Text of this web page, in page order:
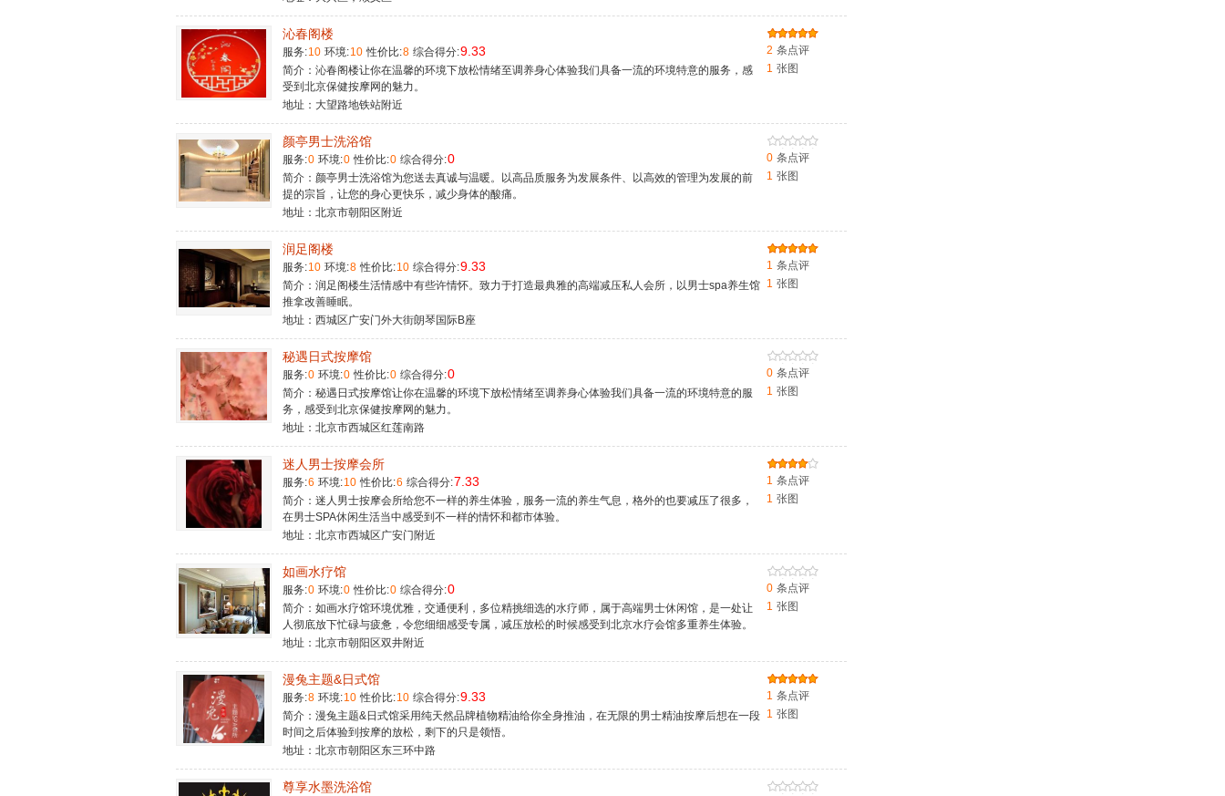
沁春阁楼
服务:10 环境:10 性价比:8 综合得分:9.33
简介：沁春阁楼让你在温馨的环境下放松情绪至调养身心体验我们具备一流的环境特意的服务，感
受到北京保健按摩网的魅力。
地址：大望路地铁站附近
2 条点评
1 张图
颜亭男士洗浴馆
服务:0 环境:0 性价比:0 综合得分:0
简介：颜亭男士洗浴馆为您送去真诚与温暖。以高品质服务为发展条件、以高效的管理为发展的前
提的宗旨，让您的身心更快乐，减少身体的酸痛。
地址：北京市朝阳区附近
0 条点评
1 张图
润足阁楼
服务:10 环境:8 性价比:10 综合得分:9.33
简介：润足阁楼生活情感中有些许情怀。致力于打造最典雅的高端减压私人会所，以男士spa养生馆
推拿改善睡眠。
地址：西城区广安门外大街朗琴国际B座
1 条点评
1 张图
秘遇日式按摩馆
服务:0 环境:0 性价比:0 综合得分:0
简介：秘遇日式按摩馆让你在温馨的环境下放松情绪至调养身心体验我们具备一流的环境特意的服
务，感受到北京保健按摩网的魅力。
地址：北京市西城区红莲南路
0 条点评
1 张图
迷人男士按摩会所
服务:6 环境:10 性价比:6 综合得分:7.33
简介：迷人男士按摩会所给您不一样的养生体验，服务一流的养生气息，格外的也要减压了很多，
在男士SPA休闲生活当中感受到不一样的情怀和都市体验。
地址：北京市西城区广安门附近
1 条点评
1 张图
如画水疗馆
服务:0 环境:0 性价比:0 综合得分:0
简介：如画水疗馆环境优雅，交通便利，多位精挑细选的水疗师，属于高端男士休闲馆，是一处让
人彻底放下忙碌与疲惫，令您细细感受专属，减压放松的时候感受到北京水疗会馆多重养生体验。
地址：北京市朝阳区双井附近
0 条点评
1 张图
漫兔主题&日式馆
服务:8 环境:10 性价比:10 综合得分:9.33
简介：漫兔主题&日式馆采用纯天然品牌植物精油给你全身推油，在无限的男士精油按摩后想在一段
时间之后体验到按摩的放松，剩下的只是领悟。
地址：北京市朝阳区东三环中路
1 条点评
1 张图
尊享水墨洗浴馆